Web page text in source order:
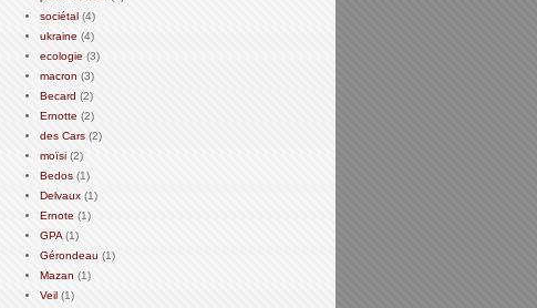
sociétal (4)
ukraine (4)
ecologie (3)
macron (3)
Becard (2)
Ernotte (2)
des Cars (2)
moïsi (2)
Bedos (1)
Delvaux (1)
Ernote (1)
GPA (1)
Gérondeau (1)
Mazan (1)
Veil (1)